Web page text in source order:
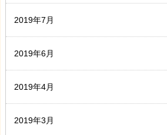
2019年7月
2019年6月
2019年4月
2019年3月